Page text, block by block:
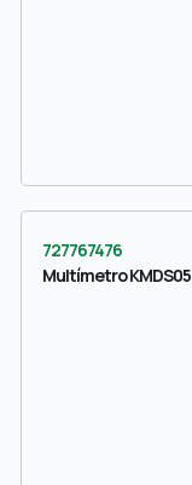
727767476
Multímetro KMDS05